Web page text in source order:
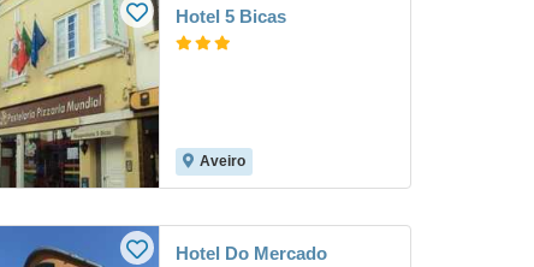
Hotel 5 Bicas
Aveiro
Hotel Do Mercado